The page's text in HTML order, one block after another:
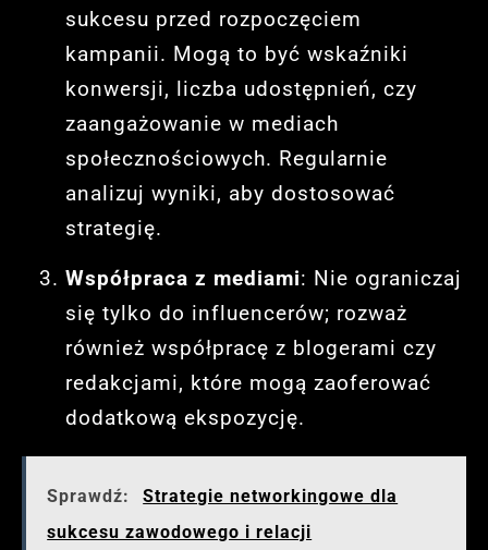
sukcesu przed rozpoczęciem
kampanii. Mogą to być wskaźniki
konwersji, liczba udostępnień, czy
zaangażowanie w mediach
społecznościowych. Regularnie
analizuj wyniki, aby dostosować
strategię.
Współpraca z mediami: Nie ograniczaj
się tylko do influencerów; rozważ
również współpracę z blogerami czy
redakcjami, które mogą zaoferować
dodatkową ekspozycję.
Sprawdź:
Strategie networkingowe dla
sukcesu zawodowego i relacji